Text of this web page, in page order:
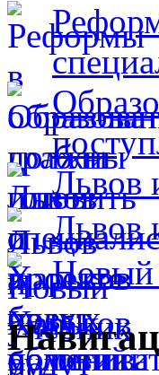
Львов
Львов
Новый